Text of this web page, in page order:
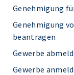
Genehmigung
Genehmigung
beantragen
Gewerbe
Gewerbe